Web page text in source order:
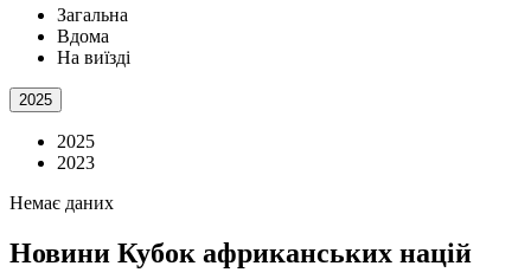
Загальна
Вдома
На виїзді
2025
2025
2023
Немає даних
Новини Кубок африканських націй